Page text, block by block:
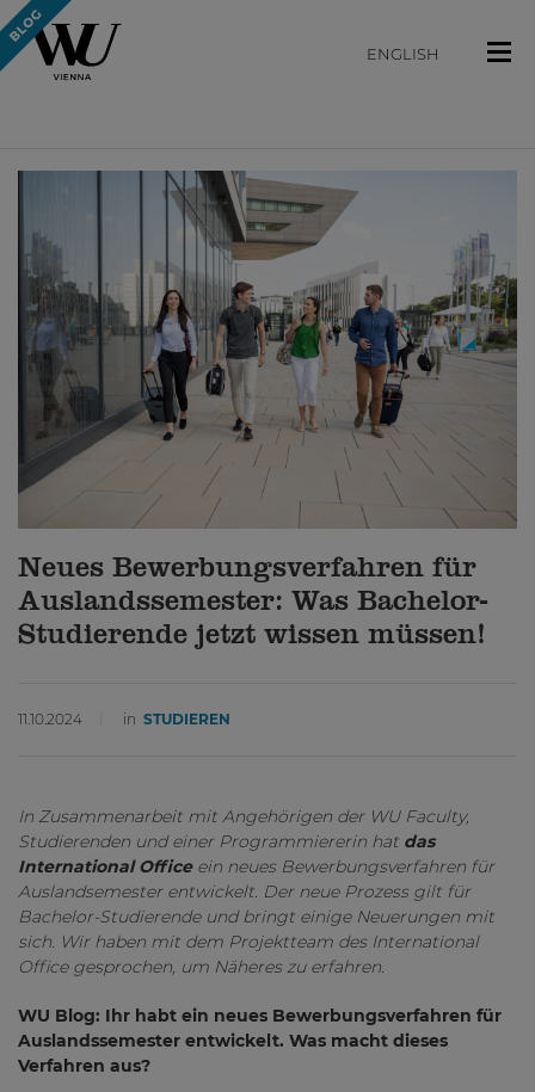
ENGLISH
Neues Bewerbungsverfahren für
Auslandssemester: Was Bachelor-
Studierende jetzt wissen müssen!
11.10.2024 in STUDIEREN
In Zusammenarbeit mit Angehörigen der WU Faculty,
Studierenden und einer Programmiererin hat das
International Officeein neues Bewerbungsverfahren für
Auslandsemester entwickelt. Der neue Prozess gilt für
Bachelor-Studierende und bringt einige Neuerungen mit
sich. Wir haben mit dem Projektteam des International
Office gesprochen, um Näheres zu erfahren.
WU Blog: Ihr habt ein neues Bewerbungsverfahren für
Auslandssemester entwickelt. Was macht dieses
Verfahren aus?